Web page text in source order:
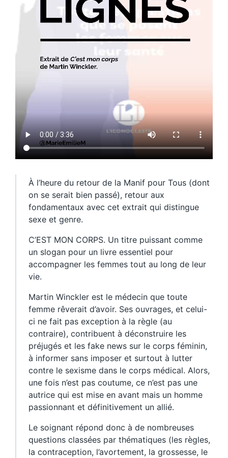
À l’heure du retour de la Manif pour Tous (dont
on se serait bien passé), retour aux
fondamentaux avec cet extrait qui distingue
sexe et genre.
C’EST MON CORPS. Un titre puissant comme
un slogan pour un livre essentiel pour
accompagner les femmes tout au long de leur
vie.
Martin Winckler est le médecin que toute
femme rêverait d’avoir. Ses ouvrages, et celui-
ci ne fait pas exception à la règle (au
contraire), contribuent à déconstruire les
préjugés et les fake news sur le corps féminin,
à informer sans imposer et surtout à lutter
contre le sexisme dans le corps médical. Alors,
une fois n’est pas coutume, ce n’est pas une
autrice qui est mise en avant mais un homme
passionnant et définitivement un allié.
Le soignant répond donc à de nombreuses
questions classées par thématiques (les règles,
la contraception, l’avortement, la grossesse, le